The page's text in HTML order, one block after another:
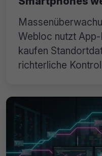
Webloc nutzt
kaufen
richterliche